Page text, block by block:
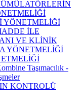
YÖNETMELİĞİ
İLE
VE KLİNİK
YÖNETMELİĞİ
Taşımacılık -
KONTROLÜ